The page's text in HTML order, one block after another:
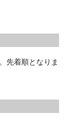
先着順となりま